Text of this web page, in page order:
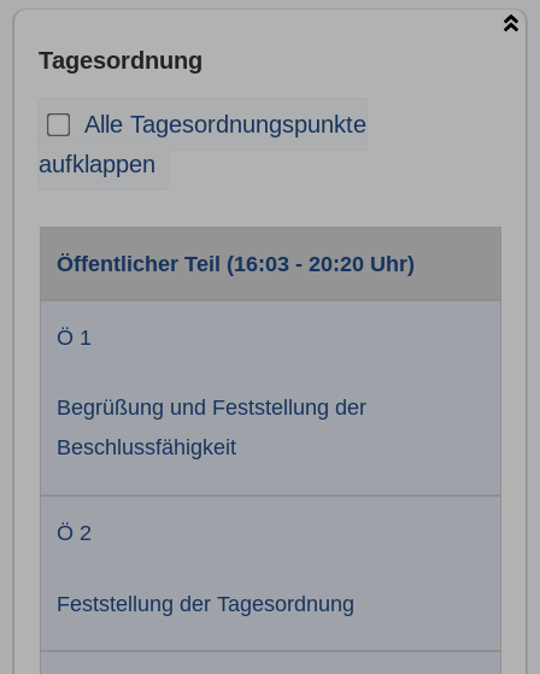
Tagesordnung
Alle Tagesordnungspunkte
aufklappen
Tagesordnung
Öffentlicher Teil (16:03 - 20:20 Uhr)
Ö 1
Begrüßung und Feststellung der
Beschlussfähigkeit
Ö 2
Feststellung der Tagesordnung